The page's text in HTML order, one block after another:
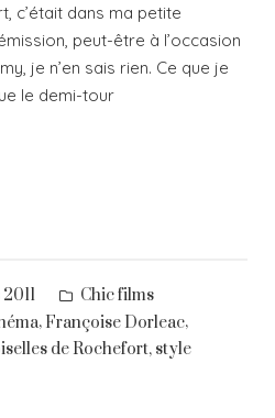
c’était dans ma petite
peut-être à l’occasion
je n’en sais rien. Ce que je
le demi-tour
Posted
in
Chic films
, Françoise Dorleac,
de Rochefort, style